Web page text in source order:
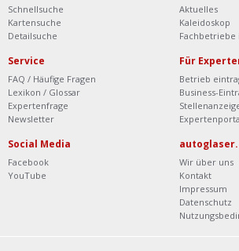
Schnellsuche
Kartensuche
Detailsuche
Aktuelles
Kaleidoskop
Service
FAQ / Häufige Fragen
Lexikon / Glossar
Expertenfrage
Newsletter
Für
Betrieb
Business-
Social Media
Facebook
YouTube
Wir über uns
Kontakt
Impressum
Datenschutz